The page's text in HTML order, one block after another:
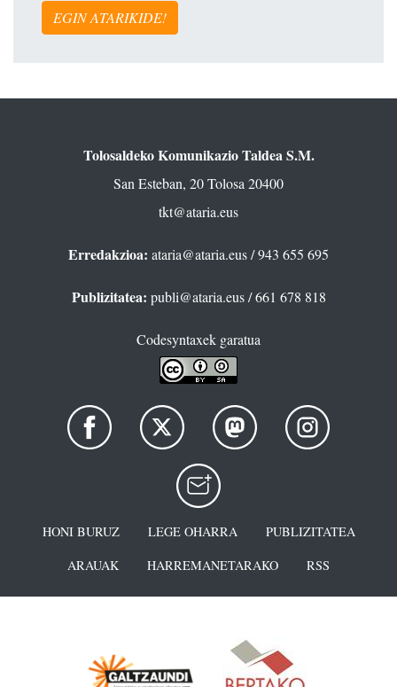
EGIN ATARIKIDE!
Tolosaldeko Komunikazio Taldea S.M.
San Esteban, 20 Tolosa 20400
tkt@ataria.eus
Erredakzioa: ataria@ataria.eus/ 943 655 695
Publizitatea: publi@ataria.eus/ 661 678 818
Codesyntaxek garatua
HONI BURUZ LEGE OHARRA
PUBLIZITATEA
ARAUAK
HARREMANETARAKO RSS